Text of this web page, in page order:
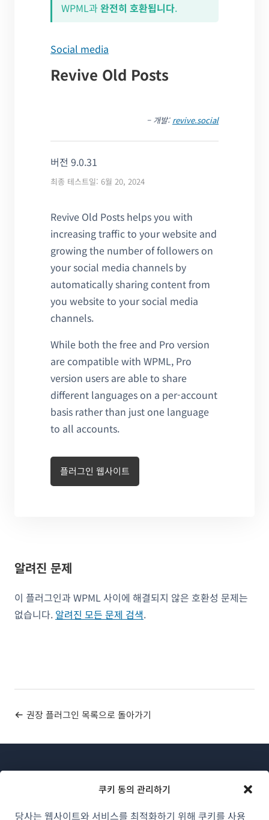
쿠키 동의 관리하기
당사는 웹사이트와 서비스를 최적화하기 위해 쿠키를 사용
WPML과완전히 호환됩니다.
Social media
Revive Old Posts
– 개발: revive.social
버전 9.0.31
최종 테스트일: 6월 20, 2024
Revive Old Posts helps you with
increasing traffic to your website and
growing the number of followers on
your social media channels by
automatically sharing content from
you website to your social media
channels.
While both the free and Pro version
are compatible with WPML, Pro
version users are able to share
different languages on a per-account
basis rather than just one language
to all accounts.
플러그인 웹사이트
알려진 문제
이 플러그인과 WPML 사이에 해결되지 않은 호환성 문제는
없습니다. 알려진 모든 문제 검색.
권장 플러그인 목록으로 돌아가기